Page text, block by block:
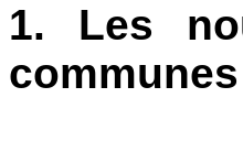
1. Les